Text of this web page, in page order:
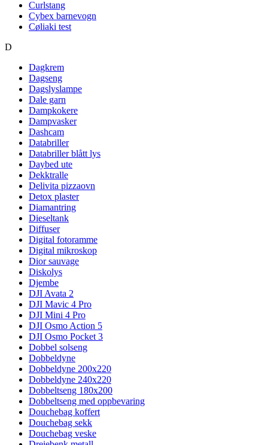
Curlstang
Cybex barnevogn
Cøliaki test
D
Dagkrem
Dagseng
Dagslyslampe
Dale garn
Dampkokere
Dampvasker
Dashcam
Databriller
Databriller blått lys
Daybed ute
Dekktralle
Delivita pizzaovn
Detox plaster
Diamantring
Dieseltank
Diffuser
Digital fotoramme
Digital mikroskop
Dior sauvage
Diskolys
Djembe
DJI Avata 2
DJI Mavic 4 Pro
DJI Mini 4 Pro
DJI Osmo Action 5
DJI Osmo Pocket 3
Dobbel solseng
Dobbeldyne
Dobbeldyne 200x220
Dobbeldyne 240x220
Dobbeltseng 180x200
Dobbeltseng med oppbevaring
Douchebag koffert
Douchebag sekk
Douchebag veske